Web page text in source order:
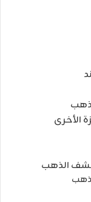
الأخرى
الذهب